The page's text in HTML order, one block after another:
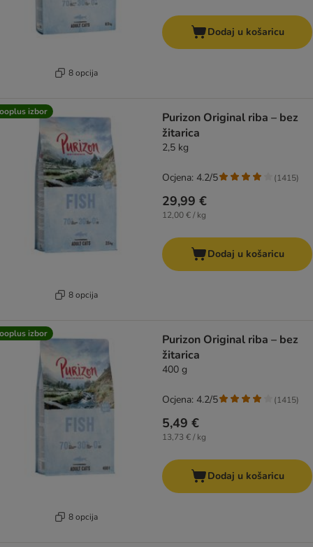
8 opcija
Dodaj u košaricu
izbor
8 opcija
Purizon Original riba – bez
žitarica
2,5 kg
29,99 €
12,00 € / kg
Ocjena: 4.2/5 (1415)
Dodaj u košaricu
izbor
8 opcija
Purizon Original riba – bez
žitarica
400 g
5,49 €
13,73 € / kg
Ocjena: 4.2/5 (1415)
Dodaj u košaricu